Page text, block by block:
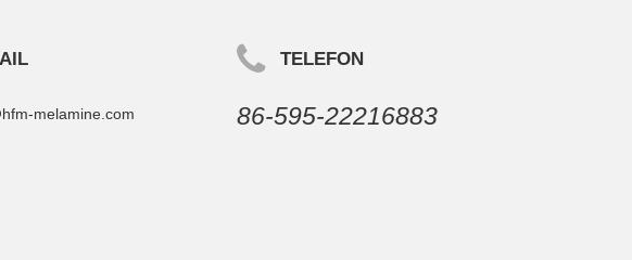
melamine.com
TELEFON
86-595-22216883